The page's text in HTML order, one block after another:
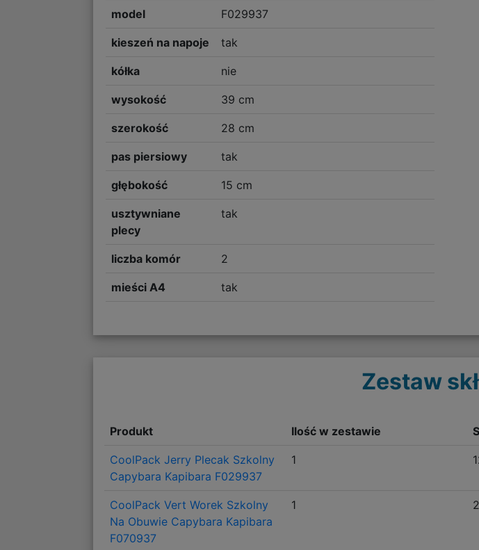
model F029937
kieszeń na napoje tak
kółka nie
wysokość 39 cm
szerokość 28 cm
pas piersiowy tak
głębokość 15 cm
usztywniane
plecy
tak
liczba komór 2
mieści A4 tak
Zestaw
Produkt Ilość w zestawie
CoolPack Jerry Plecak Szkolny
Capybara Kapibara F029937
1
CoolPack Vert Worek Szkolny
Na Obuwie Capybara Kapibara
F070937
1